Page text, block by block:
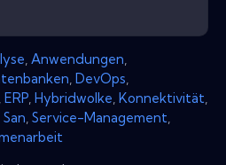
Anwendungen
DevOps
ERP Hybridwolke Konnektivität
San Service-Management